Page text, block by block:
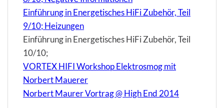
Einführung in Energetisches HiFi Zubehör, Teil
9/10; Heizungen
Einführung in Energetisches HiFi Zubehör, Teil
10/10;
VORTEX HIFI Workshop Elektrosmog mit
Norbert Mauerer
Norbert Maurer Vortrag @ High End 2014